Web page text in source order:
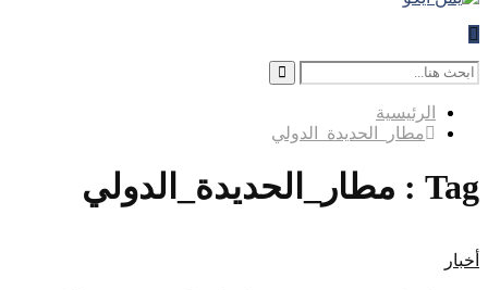
Search
for:
Search
الرئيسية
مطار_الحديدة_الدولي
Tag : مطار_الحديدة_الدولي
أخبار